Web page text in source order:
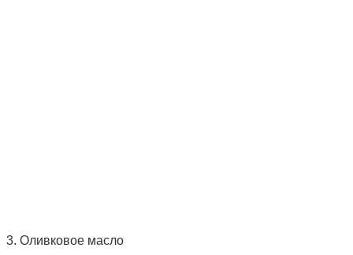
3. Оливковое масло